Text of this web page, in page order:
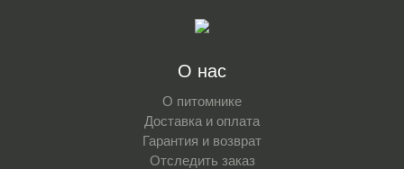
О нас
О питомнике
Доставка и оплата
Гарантия и возврат
Отследить заказ